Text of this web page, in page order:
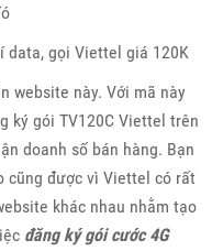
data, gọi Viettel giá 120K
website này. Với mã này
ký gói TV120C Viettel trên
doanh số bán hàng. Bạn
cũng được vì Viettel có rất
khác nhau nhằm tạo
đăng ký gói cước 4G